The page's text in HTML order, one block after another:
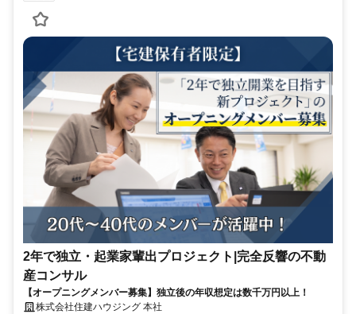
2年で独立・起業家輩出プロジェクト|完全反響の不動
産コンサル
【オープニングメンバー募集】独立後の年収想定は数千万円以上！
株式会社住建ハウジング 本社